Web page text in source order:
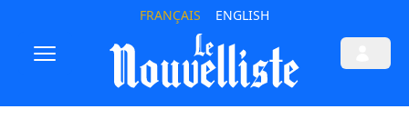
FRANÇAIS ENGLISH